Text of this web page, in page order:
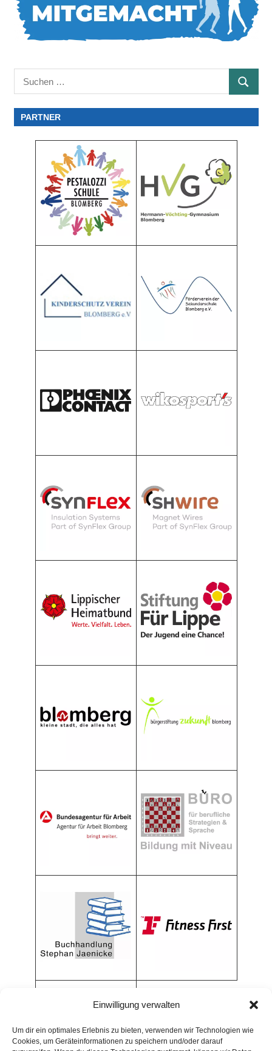
Einwilligung verwalten
Um dir ein optimales Erlebnis zu bieten, verwenden wir Technologien wie
Cookies, um Geräteinformationen zu speichern und/oder darauf
nach:
SUCHEN
PARTNER